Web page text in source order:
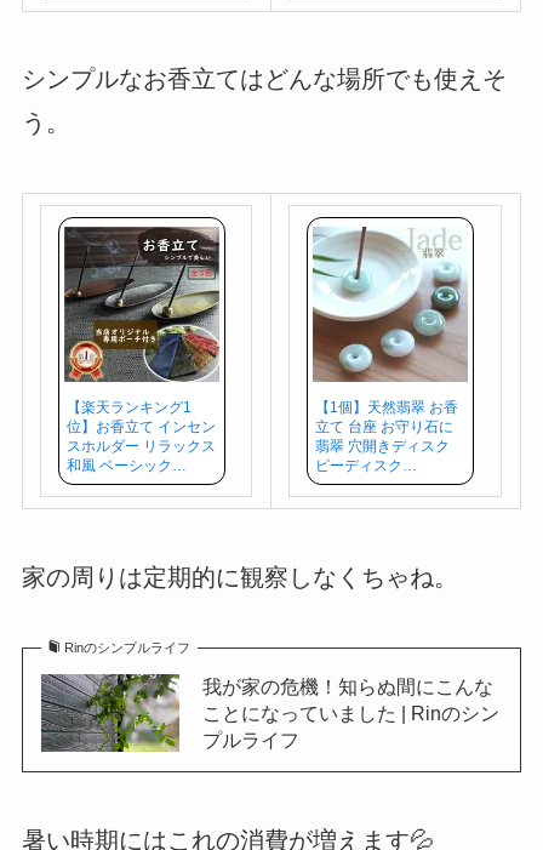
シンプルなお香立てはどんな場所でも使えそ
う。
【楽天ランキング1
位】お香立て インセン
スホルダー リラックス
和風 ベーシック…
【1個】天然翡翠 お香
立て 台座 お守り石に
翡翠 穴開きディスク
ピーディスク…
家の周りは定期的に観察しなくちゃね。
Rinのシンプルライフ
我が家の危機！知らぬ間にこんな
ことになっていました | Rinのシン
プルライフ
暑い時期にはこれの消費が増えます💦